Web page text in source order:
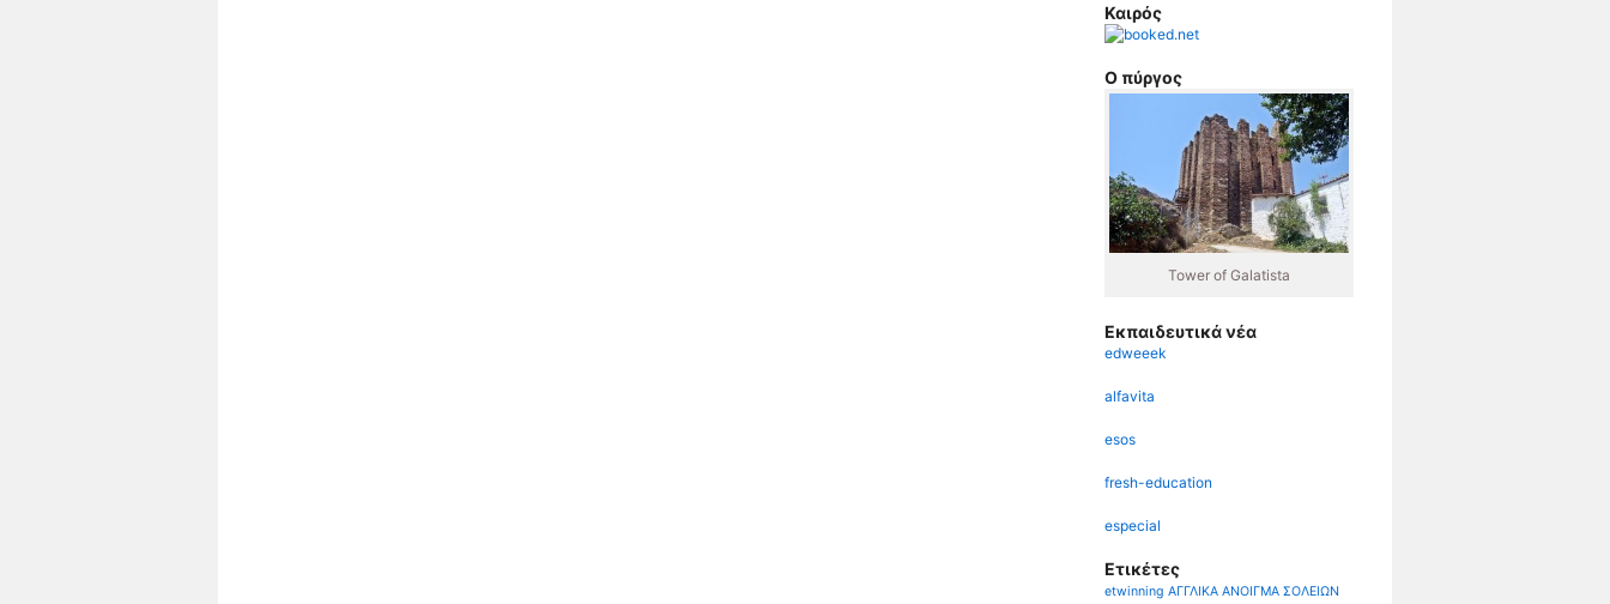
Καιρός
Ο πύργος
Tower of Galatista
Εκπαιδευτικά νέα
edweeek
alfavita
esos
fresh-education
especial
Ετικέτες
etwinning ΑΓΓΛΙΚΑ ΑΝΟΙΓΜΑ ΣΟΛΕΙΩΝ